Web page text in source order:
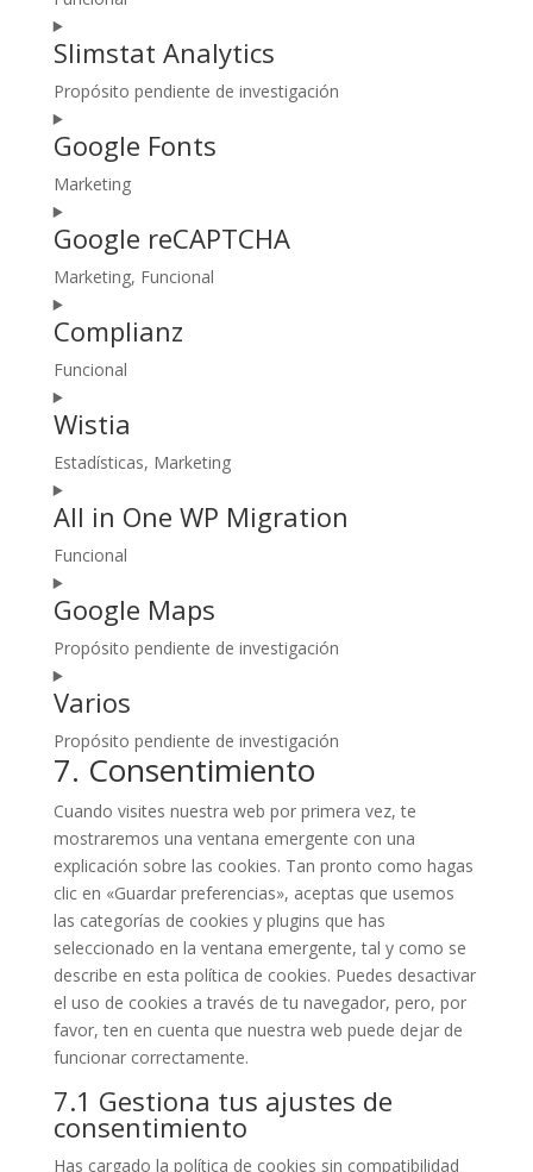
Consent
to
service
divi-
(elegant-
themes)
Slimstat Analytics
Propósito pendiente de investigación
Consent
to
service
analytics
Google Fonts
Marketing
Consent
to
service
fonts
Google reCAPTCHA
Marketing, Funcional
Consent
to
recaptcha
Complianz
Funcional
Consent
to
service
Wistia
Estadísticas, Marketing
Consent
to
All in One WP Migration
Funcional
Consent
to
service
in-
one-
wp-
migration
Google Maps
Propósito pendiente de investigación
Consent
to
service
google-
maps
Varios
Propósito pendiente de investigación
Consent
service
varios
7. Consentimiento
Cuando visites nuestra web por primera vez, te
mostraremos una ventana emergente con una
explicación sobre las cookies. Tan pronto como hagas
clic en «Guardar preferencias», aceptas que usemos
las categorías de cookies y plugins que has
seleccionado en la ventana emergente, tal y como se
describe en esta política de cookies. Puedes desactivar
el uso de cookies a través de tu navegador, pero, por
favor, ten en cuenta que nuestra web puede dejar de
funcionar correctamente.
7.1 Gestiona tus ajustes de
consentimiento
Has cargado la política de cookies sin compatibilidad